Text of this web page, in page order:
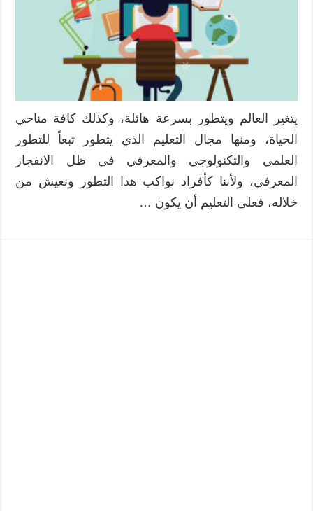
يتغير العالم ويتطور بسرعة هائلة، وكذلك كافة مناحي
الحياة، ومنها مجال التعليم الذي يتطور تبعاً للتطور
العلمي والتكنولوجي والمعرفي في ظل الانفجار
المعرفي، ولأننا كأفراد نواكب هذا التطور ونعيش من
خلاله، فعلى التعليم أن يكون …